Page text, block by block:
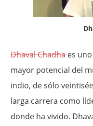
Dhaval Chadhaes uno
mayor potencial del
indio, de sólo
larga carrera como
donde ha vivido.